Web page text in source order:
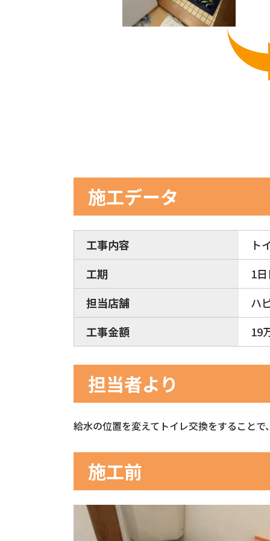
施工データ
工事内容
ト
工期
1
担当店舗
ハ
工事金額
19
担当者より
給水の位置を変えてトイレ交換をすること
施工前